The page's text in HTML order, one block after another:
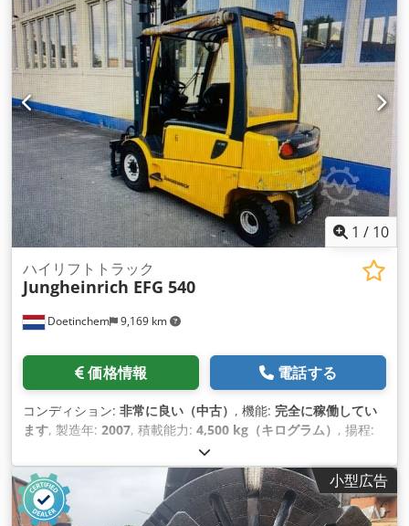
1 / 10
Doetinchem 9,169 km
ハイリフトトラック
Jungheinrich EFG 540
価格情報 電話する
コンディション: 非常に良い（中古） , 機能: 完全に稼働してい
ます, 製造年: 2007, 積載能力: 4,500 kg（キログラム） , 揚程:
, 装備:
ロントガード, フォークリフト ユングハインリッヒ EFG 540 電
気 サイドシフト Dcedpfx Acov Dxm Eocok ジョイスティック
歯 延長タイン
小型広告